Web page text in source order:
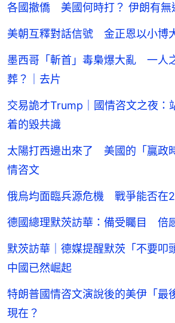
各國撤僑 美國何時打？ 伊朗有無
美朝互釋對話信號 金正恩以小博
墨西哥「斬首」毒梟爆大亂 一人
葬？｜去片
交易詭才Trump｜國情咨文之夜：
着的毀共識
太陽打西邊出來了 美國的「贏政
情咨文
俄烏均面臨兵源危機 戰爭能否在
德國總理默茨訪華：備受矚目 倍
默茨訪華｜德媒提醒默茨「不要
中國已然崛起
特朗普國情咨文演說後的美伊「最
現在？